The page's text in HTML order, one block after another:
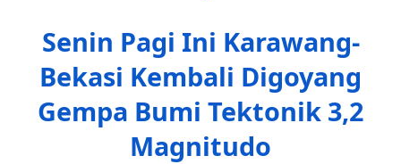
Senin Pagi Ini Karawang-
Bekasi Kembali Digoyang
Gempa Bumi Tektonik 3,2
Magnitudo